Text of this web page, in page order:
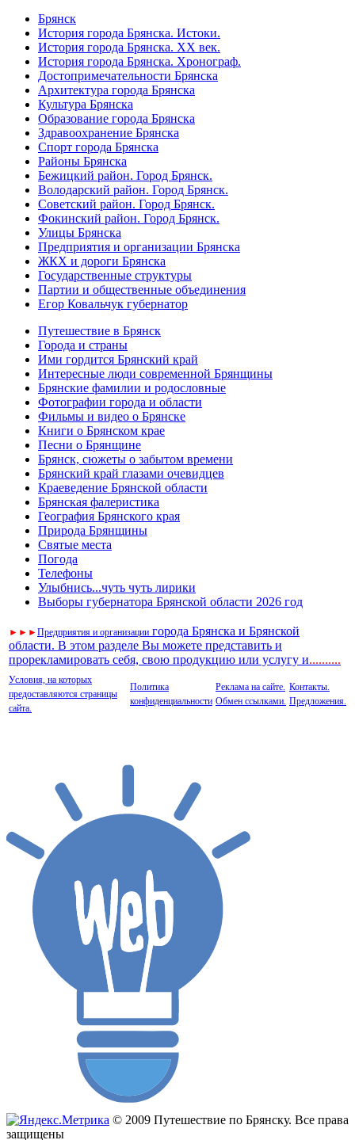
Брянск
История города Брянска. Истоки.
История города Брянска. XX век.
История города Брянска. Хронограф.
Достопримечательности Брянска
Архитектура города Брянска
Культура Брянска
Образование города Брянска
Здравоохранение Брянска
Спорт города Брянска
Районы Брянска
Бежицкий район. Город Брянск.
Володарский район. Город Брянск.
Советский район. Город Брянск.
Фокинский район. Город Брянск.
Улицы Брянска
Предприятия и организации Брянска
ЖКХ и дороги Брянска
Государственные структуры
Партии и общественные объединения
Егор Ковальчук губернатор
Путешествие в Брянск
Города и страны
Ими гордится Брянский край
Интересные люди современной Брянщины
Брянские фамилии и родословные
Фотографии города и области
Фильмы и видео о Брянске
Книги о Брянском крае
Песни о Брянщине
Брянск, сюжеты о забытом времени
Брянский край глазами очевидцев
Краеведение Брянской области
Брянская фалеристика
География Брянского края
Природа Брянщины
Святые места
Погода
Телефоны
Улыбнись...чуть чуть лирики
Выборы губернатора Брянской области 2026 год
► ► ►Предприятия и организации города Брянска и Брянской
области. В этом разделе Вы можете представить и
прорекламировать себя, свою продукцию или услугу и..........
Условия, на которых
предоставляются страницы
сайта.
Политика
конфиденциальности
Реклама на сайте.
Обмен ссылками.
Контакты.
Предложения.
© 2009 Путешествие по Брянску. Все права
защищены